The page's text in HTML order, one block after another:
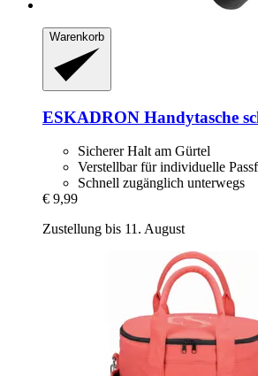
Warenkorb
ESKADRON Handytasche
Sicherer Halt am Gürtel
Verstellbar für individuelle
Schnell zugänglich unterwegs
€ 9,99
Zustellung bis 11. August